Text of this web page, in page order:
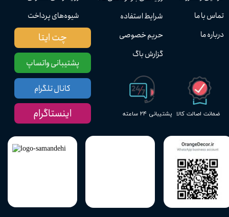
پشتیبانی ۲۴ ساعته ضمانت اصالت کالا
شیوه‌های پرداخت
شرایط استفاده
حریم خصوصی
گزارش باگ
تماس با ما
درباره ما
پشتیبانی واتساپ
چت ایتا
کانال تلگرام
اینستاگرام